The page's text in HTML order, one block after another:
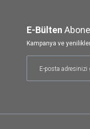
E-Bülten
Kampanya ve